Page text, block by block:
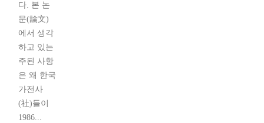
다. 본 논
문(論文)
에서 생각
하고 있는
주된 사항
은 왜 한국
가전사
(社)들이
1986...